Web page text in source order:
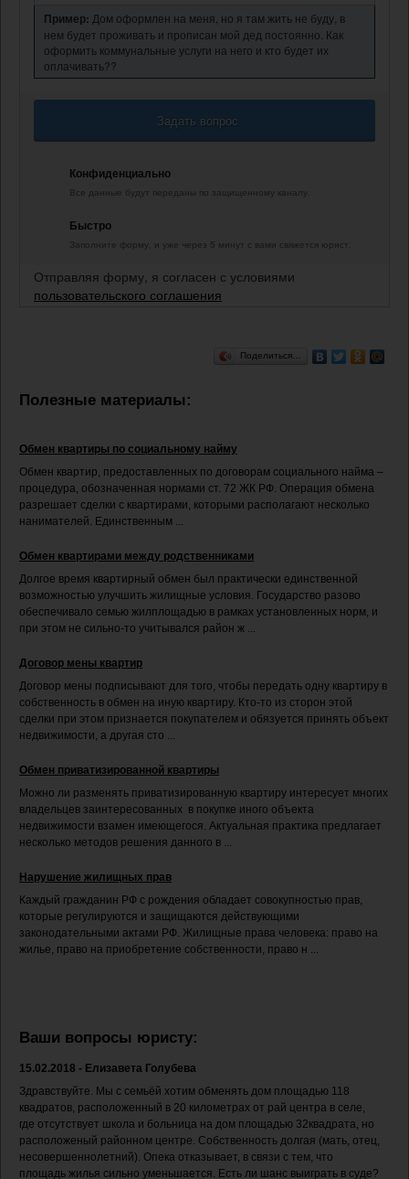
Пример: Дом оформлен на меня, но я там жить не буду, в
нем будет проживать и прописан мой дед постоянно. Как
оформить коммунальные услуги на него и кто будет их
оплачивать??
Задать вопрос
Конфиденциально
Все данные будут переданы по защищенному каналу.
Быстро
Заполните форму, и уже через 5 минут с вами свяжется юрист.
Отправляя форму, я согласен с условиями
пользовательского соглашения
Поделиться…
Полезные материалы:
Обмен квартиры по социальному найму
Обмен квартир, предоставленных по договорам социального найма –
процедура, обозначенная нормами ст. 72 ЖК РФ. Операция обмена
разрешает сделки с квартирами, которыми располагают несколько
нанимателей. Единственным ...
Обмен квартирами между родственниками
Долгое время квартирный обмен был практически единственной
возможностью улучшить жилищные условия. Государство разово
обеспечивало семью жилплощадью в рамках установленных норм, и
при этом не сильно-то учитывался район ж ...
Договор мены квартир
Договор мены подписывают для того, чтобы передать одну квартиру в
собственность в обмен на иную квартиру. Кто-то из сторон этой
сделки при этом признается покупателем и обязуется принять объект
недвижимости, а другая сто ...
Обмен приватизированной квартиры
Можно ли разменять приватизированную квартиру интересует многих
владельцев заинтересованных в покупке иного объекта
недвижимости взамен имеющегося. Актуальная практика предлагает
несколько методов решения данного в ...
Нарушение жилищных прав
Каждый гражданин РФ с рождения обладает совокупностью прав,
которые регулируются и защищаются действующими
законодательными актами РФ. Жилищные права человека: право на
жилье, право на приобретение собственности, право н ...
Ваши вопросы юристу:
15.02.2018 - Елизавета Голубева
Здравствуйте. Мы с семьёй хотим обменять дом площадью 118
квадратов, расположенный в 20 километрах от рай центра в селе,
где отсутствует школа и больница на дом площадью 32квадрата, но
расположеный районном центре. Собственность долгая (мать, отец,
несовершеннолетний). Опека отказывает, в связи с тем, что
площадь жилья сильно уменьшается. Есть ли шанс выиграть в суде?